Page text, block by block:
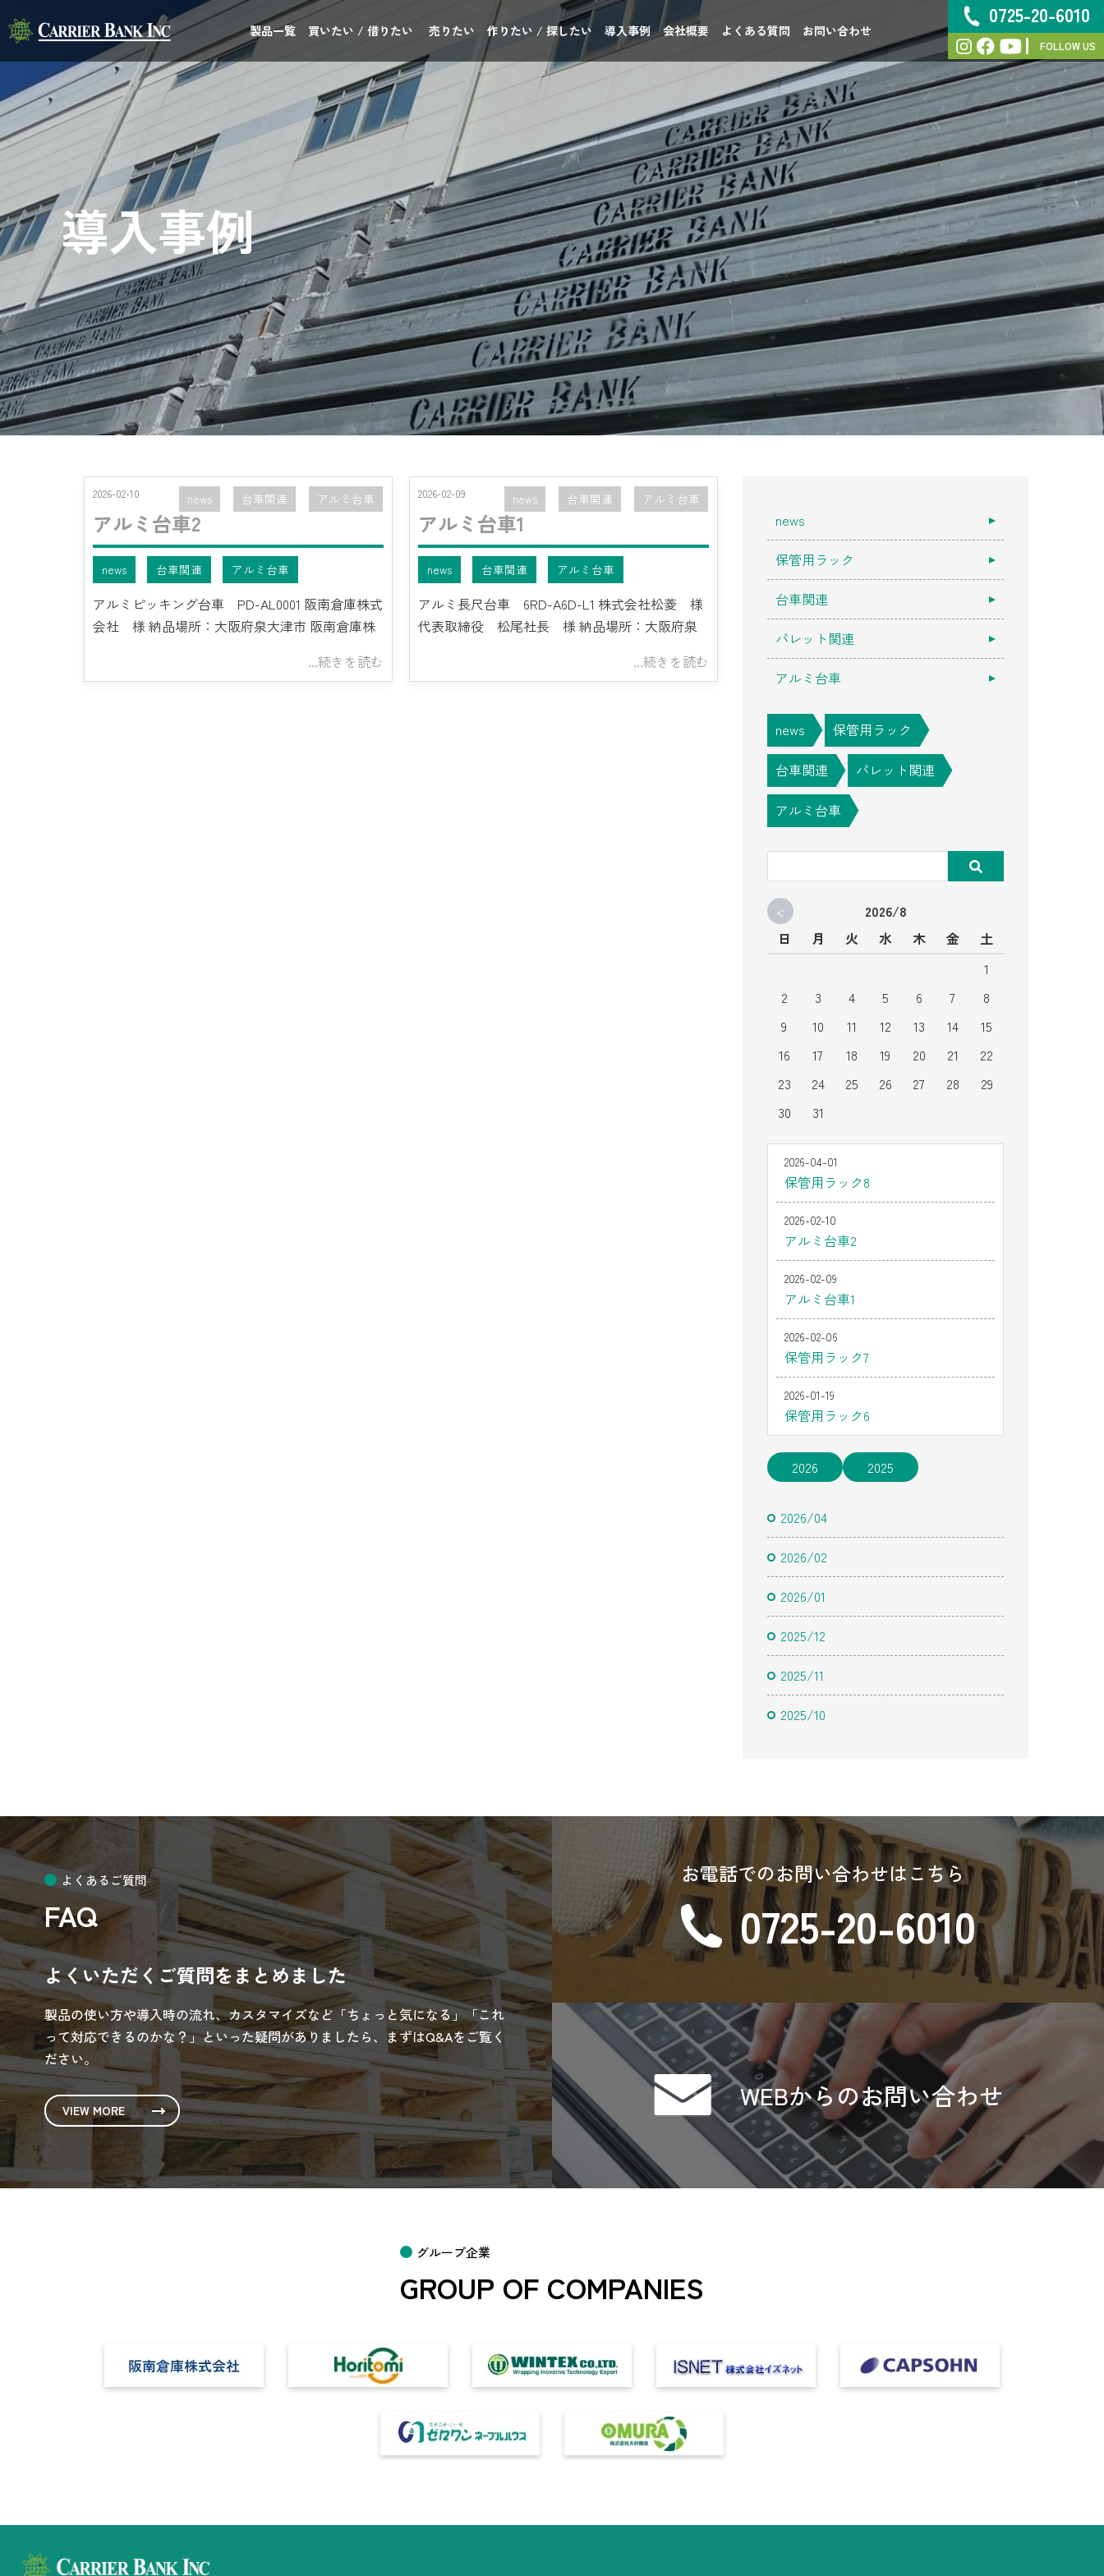
製品一覧 買いたい / 借りたい 売りたい 作りたい / 探したい 導入事例 会社概要 よくある質問 お問い合わせ
0725-20-6010
FOLLOW US
導入事例
2026-02-10
アルミ台車2
news 台車関連 アルミ台車
news 台車関連 アルミ台車
アルミピッキング台車 PD-AL0001 阪南倉庫株式
会社 様 納品場所：大阪府泉大津市 阪南倉庫株
...続きを読む
2026-02-09
アルミ台車1
news 台車関連 アルミ台車
news 台車関連 アルミ台車
アルミ長尺台車 6RD-A6D-L1 株式会社松菱 様
代表取締役 松尾社長 様 納品場所：大阪府泉
...続きを読む
news
保管用ラック
台車関連
パレット関連
アルミ台車
news 保管用ラック
台車関連 パレット関連
アルミ台車
<
2026/8
日
月 火 水 木 金
土
1
2
3 4 5 6 7
8
9
10 11 12 13 14
15
16
17 18 19 20 21
22
23
24 25 26 27 28
29
30
31
2026-04-01
保管用ラック8
2026-02-10
アルミ台車2
2026-02-09
アルミ台車1
2026-02-06
保管用ラック7
2026-01-19
保管用ラック6
2026 2025
2026/04
2026/02
2026/01
2025/12
2025/11
2025/10
よくあるご質問
FAQ
よくいただくご質問をまとめました
製品の使い方や導入時の流れ、カスタマイズなど「ちょっと気になる」「これ
って対応できるのかな？」といった疑問がありましたら、まずはQ&Aをご覧く
ださい。
VIEW MORE
お電話でのお問い合わせはこちら
0725-20-6010
WEBからのお問い合わせ
グループ企業
GROUP OF COMPANIES